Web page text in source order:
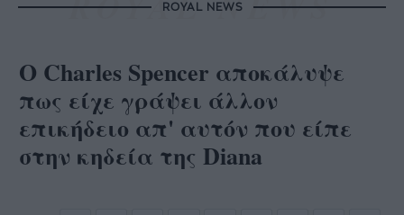
ROYAL NEWS
O Charles Spencer αποκάλυψε
πως είχε γράψει άλλον
επικήδειο απ' αυτόν που είπε
στην κηδεία της Diana